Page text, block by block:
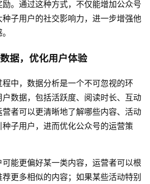
。通过这种方式，不仅能增加公众号
子用户的社交影响力，进一步增强他
据，优化用户体验
中，数据分析是一个不可忽视的环
数据，包括活跃度、阅读时长、互动
者可以更清晰地了解哪些内容、活动
子用户，进而优化公众号的运营策
能更偏好某一类内容，运营者可以根
更多相似的内容；如果某些活动特别